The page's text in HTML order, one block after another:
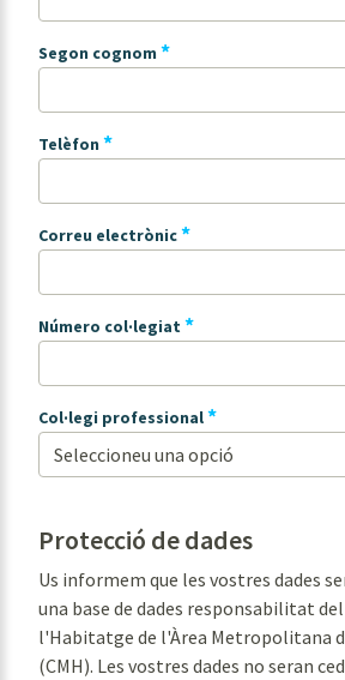
Segon cognom *
Telèfon *
Correu electrònic*
Número col·legiat *
Col·legi professional*
Protecció de dades
Us informem que les vostres dades
una base de dades responsabilitat
l'Habitatge de l'Àrea Metropolitana
(CMH). Les vostres dades no seran